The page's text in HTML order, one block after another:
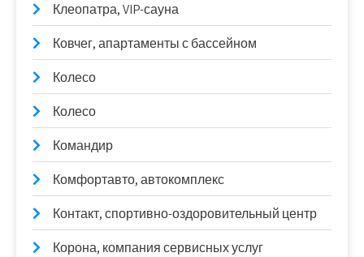
Клеопатра, VIP-сауна
Ковчег, апартаменты с бассейном
Колесо
Колесо
Командир
Комфортавто, автокомплекс
Контакт, спортивно-оздоровительный центр
Корона, компания сервисных услуг